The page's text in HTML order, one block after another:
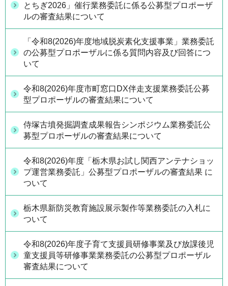
とちぎ2026」催行業務委託に係る公募型プロポーザ
ルの審査結果について
「令和8(2026)年度地域脱炭素化支援事業」業務委託
の公募型プロポーザルに係る質問内容及び回答につ
いて
令和8(2026)年度市町窓口DX伴走支援業務委託公募
型プロポーザルの審査結果について
侍塚古墳発掘調査成果報告シンポジウム業務委託公
募型プロポーザルの審査結果について
令和8(2026)年度「栃木県お試し関西アンテナショッ
プ運営業務委託」公募型プロポーザルの審査結果 に
ついて
栃木県新防災教育施設展示製作等業務委託の入札に
ついて
令和8(2026)年度子育て支援員研修事業及び放課後児
童支援員等研修事業業務委託の公募型プロポーザル
審査結果について